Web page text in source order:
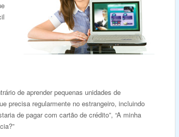
de aprender pequenas unidades de
precisa regularmente no estrangeiro, incluindo
de pagar com cartão de crédito”, “A minha